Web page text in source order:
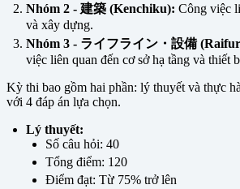
Nhóm 2 - 建築 (Kenchiku): Công việc
và xây dựng.
Nhóm 3 - ライフライン・設備
việc liên quan đến cơ sở hạ tầng và thiết
Kỳ thi bao gồm hai phần: lý thuyết và thực
với 4 đáp án lựa chọn.
Lý thuyết:
Số câu hỏi: 40
Tổng điểm: 120
Điểm đạt: Từ 75% trở lên